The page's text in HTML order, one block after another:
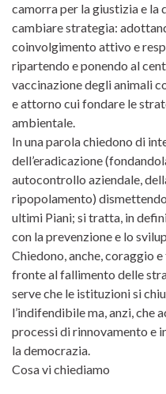
camorra per la giustizia e la
cambiare strategia:
coinvolgimento attivo e
ripartendo e ponendo al
vaccinazione degli animali
e attorno cui fondare le
ambientale.
In una parola chiedono di
dell’eradicazione
autocontrollo aziendale,
ripopolamento)
ultimi Piani; si tratta, in
con la prevenzione e lo
Chiedono, anche, coraggio
fronte al fallimento delle
serve che le istituzioni si
l’indifendibile ma, anzi, che
processi di rinnovamento e
la democrazia.
Cosa vi chiediamo